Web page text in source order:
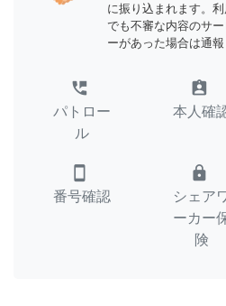
に振り込まれます。
でも不審な内容のサ
ーがあった場合は通報
perm_phone_msg
パトロー
ル
assignment_ind
本人確
smartphone
番号確認
lock
シェア
ーカー
険